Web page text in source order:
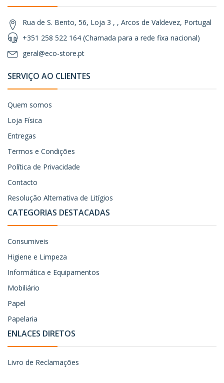
Rua de S. Bento, 56, Loja 3 , , Arcos de Valdevez, Portugal
+351 258 522 164 (Chamada para a rede fixa nacional)
geral@eco-store.pt
SERVIÇO AO CLIENTES
Quem somos
Loja Física
Entregas
Termos e Condições
Política de Privacidade
Contacto
Resolução Alternativa de Litígios
CATEGORIAS DESTACADAS
Consumiveis
Higiene e Limpeza
Informática e Equipamentos
Mobiliário
Papel
Papelaria
ENLACES DIRETOS
Livro de Reclamações